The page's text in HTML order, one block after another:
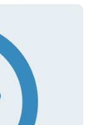
ください。